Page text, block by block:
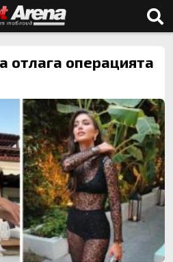
отлага операцията